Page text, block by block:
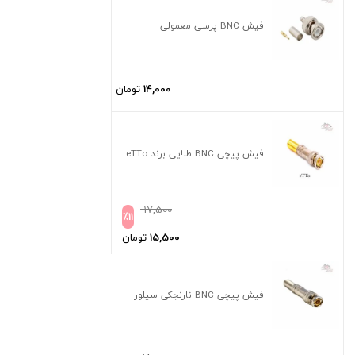
فیش BNC پرسی معمولی
14,000تومان
فیش پیچی BNC طلایی برند eTTo
٪11 17,500
15,500تومان
فیش پیچی BNC نارنجکی سیلور